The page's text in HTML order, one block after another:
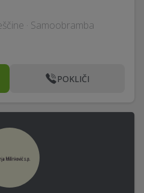
· Samoobramba
POKLIČI